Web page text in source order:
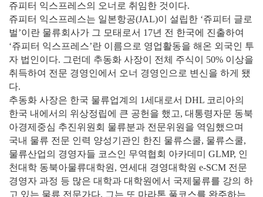
쥬피터 익스프레스의 오너로 취임한 것이다.
쥬피터 익스프레스는 일본항공(JAL)이 설립한 ‘쥬피터 글로
벌’이란 물류회사가 그 모태로서 17년 전 한국에 진출하여
‘쥬피터 익스프레스’란 이름으로 영업활동을 해온 외국인 투
자 법인이다. 그런데 추동화 사장이 전체 주식이 50% 이상을
취득하여 전문 경영인에서 오너 경영인으로 변신을 하게 됐
다.
추동화 사장은 한국 물류업계의 1세대로서 DHL 코리아의
한국 내에서의 위상정립에 큰 공헌을 했고, 대통령자문 동북
아경제중심 추진위원회 물류분과 전문위원을 역임했으며
국내 물류 전문 인력 양성기관인 한진 물류스쿨, 물류스쿨,
물류산업의 경영자들 코스인 무역협회 아카데미 GLMP, 인
천대학 동북아물류대학원, 연세대 경영대학원 e-SCM 전문
경영자 과정 등 많은 대학과 대학원에서 국제물류를 강의 하
고 있는 물류 전문가다. 그는 또 마라톤 풀코스를 완주하는